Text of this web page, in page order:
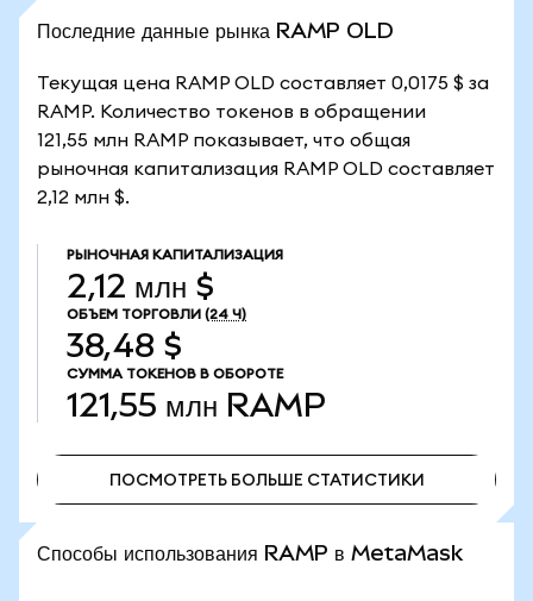
Последние данные рынка RAMP OLD
Текущая цена RAMP OLD составляет 0,0175 $ за
RAMP. Количество токенов в обращении
121,55 млн RAMP показывает, что общая
рыночная капитализация RAMP OLD составляет
2,12 млн $.
РЫНОЧНАЯ КАПИТАЛИЗАЦИЯ
2,12 млн $
ОБЪЕМ ТОРГОВЛИ (24 Ч)
38,48 $
СУММА ТОКЕНОВ В ОБОРОТЕ
121,55 млн RAMP
ПОСМОТРЕТЬ БОЛЬШЕ СТАТИСТИКИ
Способы использования RAMP в MetaMask